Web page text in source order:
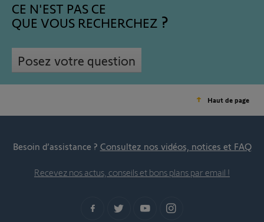
CE N'EST PAS CE
QUE VOUS RECHERCHEZ
Posez votre question
Haut de page
Besoin d’assistance ? Consultez nos vidéos, notices et FAQ
Recevez nos actus, conseils et bons plans par email !